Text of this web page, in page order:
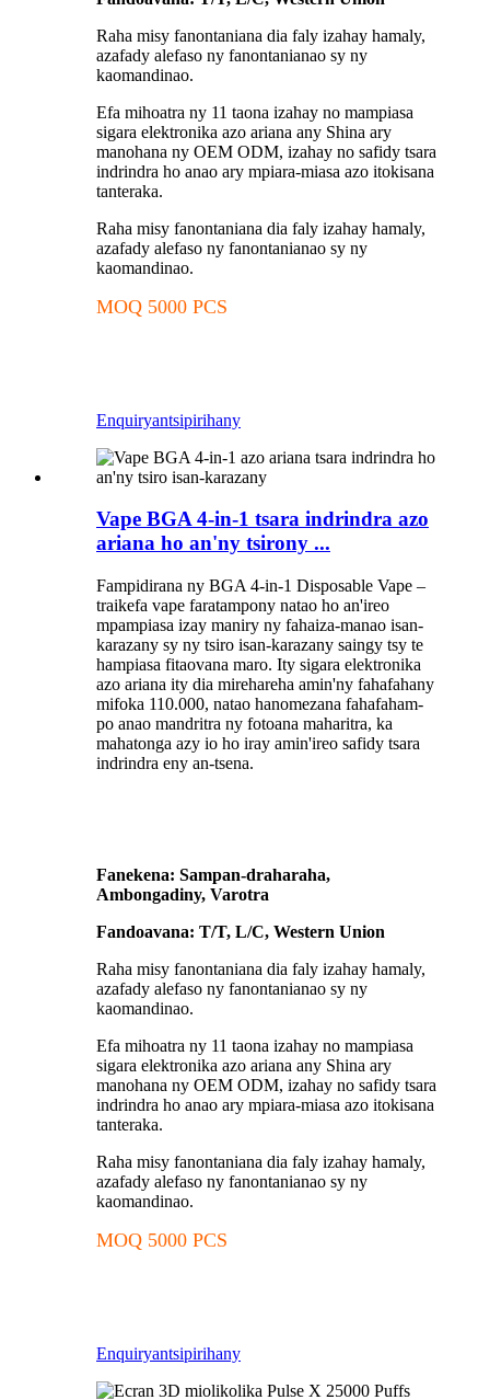
Raha misy fanontaniana dia faly izahay hamaly,
azafady alefaso ny fanontanianao sy ny
kaomandinao.
Efa mihoatra ny 11 taona izahay no mampiasa
sigara elektronika azo ariana any Shina ary
manohana ny OEM ODM, izahay no safidy tsara
indrindra ho anao ary mpiara-miasa azo itokisana
tanteraka.
Raha misy fanontaniana dia faly izahay hamaly,
azafady alefaso ny fanontanianao sy ny
kaomandinao.
MOQ 5000 PCS
Enquiryantsipirihany
Vape BGA 4-in-1 tsara indrindra azo
ariana ho an'ny tsirony ...
Fampidirana ny BGA 4-in-1 Disposable Vape –
traikefa vape faratampony natao ho an'ireo
mpampiasa izay maniry ny fahaiza-manao isan-
karazany sy ny tsiro isan-karazany saingy tsy te
hampiasa fitaovana maro. Ity sigara elektronika
azo ariana ity dia mirehareha amin'ny fahafahany
mifoka 110.000, natao hanomezana fahafaham-
po anao mandritra ny fotoana maharitra, ka
mahatonga azy io ho iray amin'ireo safidy tsara
indrindra eny an-tsena.
Fanekena: Sampan-draharaha,
Ambongadiny, Varotra
Fandoavana: T/T, L/C, Western Union
Raha misy fanontaniana dia faly izahay hamaly,
azafady alefaso ny fanontanianao sy ny
kaomandinao.
Efa mihoatra ny 11 taona izahay no mampiasa
sigara elektronika azo ariana any Shina ary
manohana ny OEM ODM, izahay no safidy tsara
indrindra ho anao ary mpiara-miasa azo itokisana
tanteraka.
Raha misy fanontaniana dia faly izahay hamaly,
azafady alefaso ny fanontanianao sy ny
kaomandinao.
MOQ 5000 PCS
Enquiryantsipirihany